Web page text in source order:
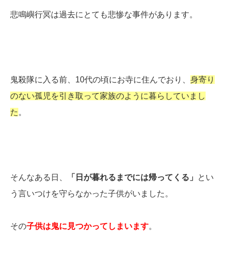
悲鳴嶼行冥は過去にとても悲惨な事件があります。
鬼殺隊に入る前、10代の頃にお寺に住んでおり、 身寄り
のない孤児を引き取って家族のように暮らしていまし
た 。
そんなある日、 「日が暮れるまでには帰ってくる」
とい
う言いつけを守らなかった子供がいました。
その子供は鬼に見つかってしまいます。